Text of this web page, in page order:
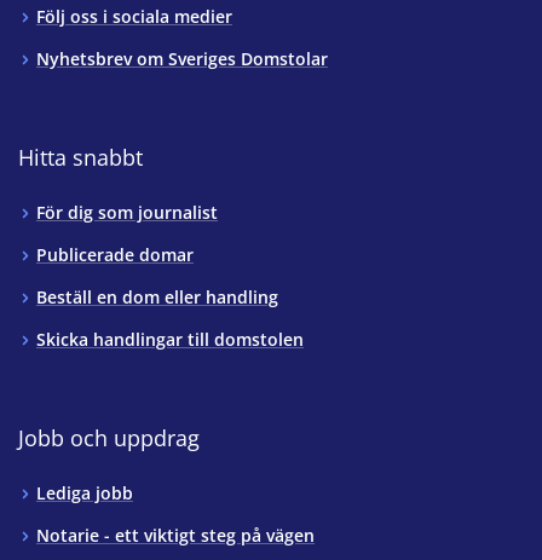
Följ oss i sociala medier
Nyhetsbrev om Sveriges Domstolar
Hitta snabbt
För dig som journalist
Publicerade domar
Beställ en dom eller handling
Skicka handlingar till domstolen
Jobb och uppdrag
Lediga jobb
Notarie - ett viktigt steg på vägen